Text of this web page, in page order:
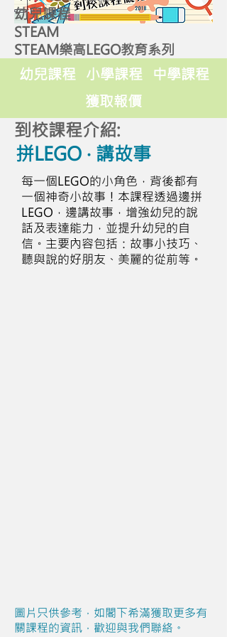
幼兒課程
STEAM
STEAM樂高LEGO教育系列
幼兒課程 小學課程
中學課程
獲取報價
到校課程介紹:
拼LEGO ‧ 講故事
每一個LEGO的小角色，背後都有
一個神奇小故事！本課程透過邊拼
LEGO，邊講故事，增強幼兒的說
話及表達能力，並提升幼兒的自
信。主要內容包括：故事小技巧、
聽與說的好朋友、美麗的從前等。
圖片只供參考，如閣下希滿獲取更多有
關課程的資訊，歡迎與我們聯絡。